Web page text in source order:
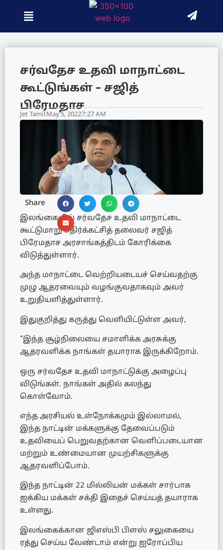
சர்வதேச உதவி மாநாட்டை
கூட்டுங்கள் – சஜித்
பிரேமதாச
Jet TamilMay 5, 20227:27 AM
Share
இலங்கையில் சர்வதேச உதவி மாநாட்டை
கூட்டுமாறு எதிர்க்கட்சித் தலைவர் சஜித்
பிரேமதாச அரசாங்கத்திடம் கோரிக்கை
விடுத்துள்ளார்.
அந்த மாநாட்டை வெற்றியடையச் செய்வதற்கு
முழு ஆதரவையும் வழங்குவதாகவும் அவர்
உறுதியளித்துள்ளார்.
இதுகுறித்து கருத்து வெளியிட்டுள்ள அவர்,
“இந்த சூழ்நிலையை சமாளிக்க அரசுக்கு
ஆதரவளிக்க நாங்கள் தயாராக இருக்கிறோம்.
ஒரு சர்வதேச உதவி மாநாட்டுக்கு அழைப்பு
விடுங்கள். நாங்கள் அதில் கலந்து
கொள்வோம்.
எந்த அரசியல் உள்நோக்கமும் இல்லாமல்,
இந்த நாட்டின் மக்களுக்கு தேவைப்படும்
உதவியைப் பெறுவதற்கான வெளிப்படையான
மற்றும் உண்மையான முயற்சிகளுக்கு
ஆதரவளிப்போம்.
இந்த நாட்டின் 22 மில்லியன் மக்கள் சார்பாக
ஐக்கிய மக்கள் சக்தி இதைச் செய்யத் தயாராக
உள்ளது.
இலங்கைக்கான ஜிஎஸ்பி பிளஸ் சலுகையை
ரத்து செய்ய வேண்டாம் என்று ஐரோப்பிய